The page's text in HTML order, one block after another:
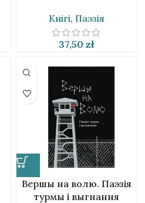
Кнігі, Паэзія
37,50 zł
Вершы на волю. Паэзія
турмы і выгнання